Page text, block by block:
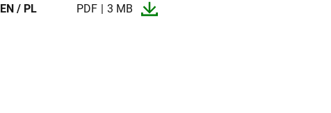
EN / PL PDF 3 MB